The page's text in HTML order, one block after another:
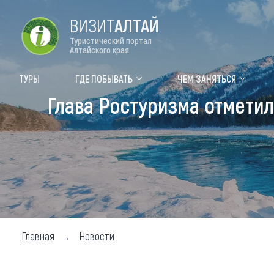
Форум VISIT ALTAI
Туры Где
Топ
ВИЗИТАЛТАЙ
Туристический портал
Алтайского края
ТУРЫ ГДЕ ПОБЫВАТЬ ЧЕМ ЗАНЯТЬСЯ
Глава Ростуризма
Главная Новости